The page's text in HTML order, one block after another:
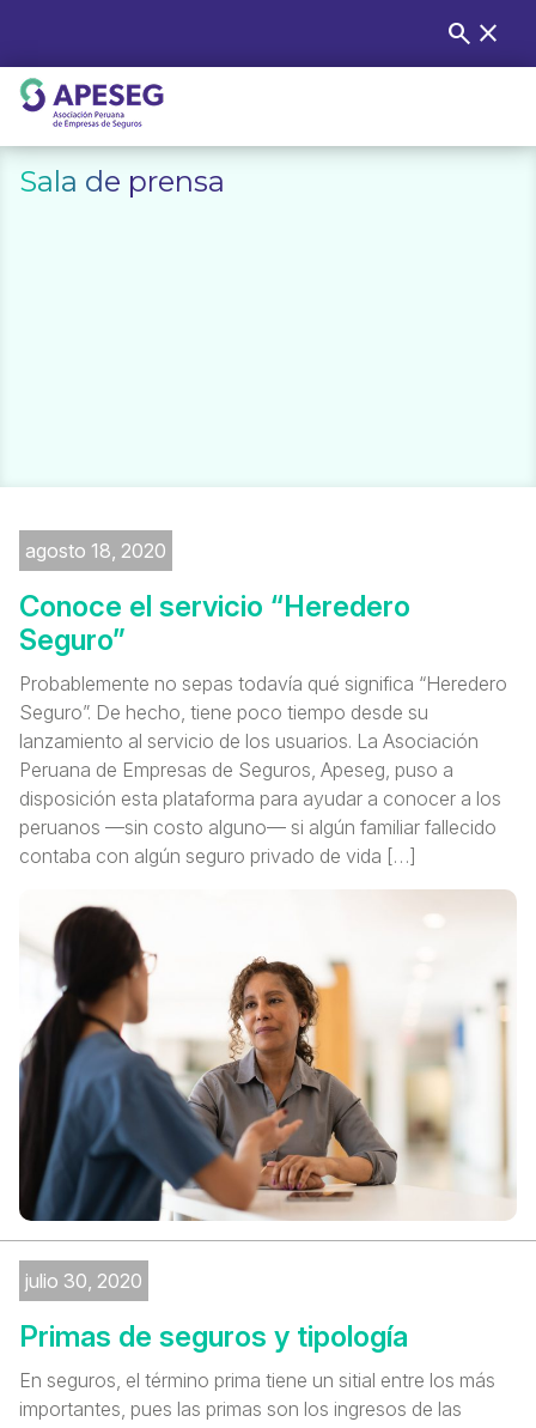
content
Buscar:
search close
APESEG
Sala de prensa
agosto 18, 2020
Conoce el servicio “Heredero
Seguro”
Probablemente no sepas todavía qué significa “Heredero
Seguro”. De hecho, tiene poco tiempo desde su
lanzamiento al servicio de los usuarios. La Asociación
Peruana de Empresas de Seguros, Apeseg, puso a
disposición esta plataforma para ayudar a conocer a los
peruanos —sin costo alguno— si algún familiar fallecido
contaba con algún seguro privado de vida […]
julio 30, 2020
Primas de seguros y tipología
En seguros, el término prima tiene un sitial entre los más
importantes, pues las primas son los ingresos de las